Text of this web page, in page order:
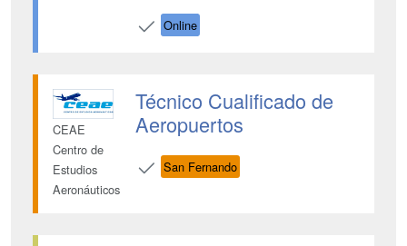
Online
CEAE
Centro de
Estudios
Aeronáuticos
Técnico Cualificado de
Aeropuertos
San Fernando